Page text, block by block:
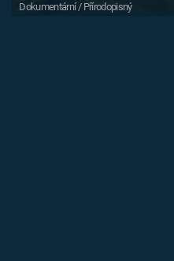
Dokumentární / Přírodopisný